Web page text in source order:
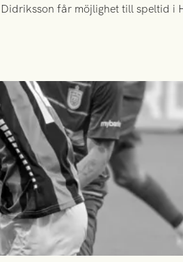
får möjlighet till speltid i